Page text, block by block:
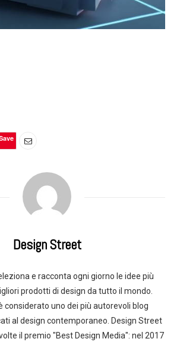
Design Street
e racconta ogni giorno le idee più
prodotti di design da tutto il mondo.
considerato uno dei più autorevoli blog
al design contemporaneo. Design Street
il premio "Best Design Media": nel 2017